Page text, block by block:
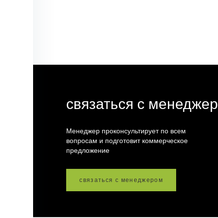
связаться с
Менеджер проконсультирует по всем
вопросам и подготовит коммерческое
предложение
связаться с менеджером